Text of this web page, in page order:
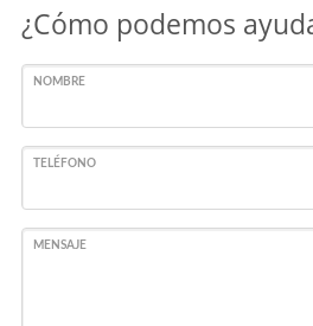
¿Cómo podemos
NOMBRE
TELÉFONO
MENSAJE